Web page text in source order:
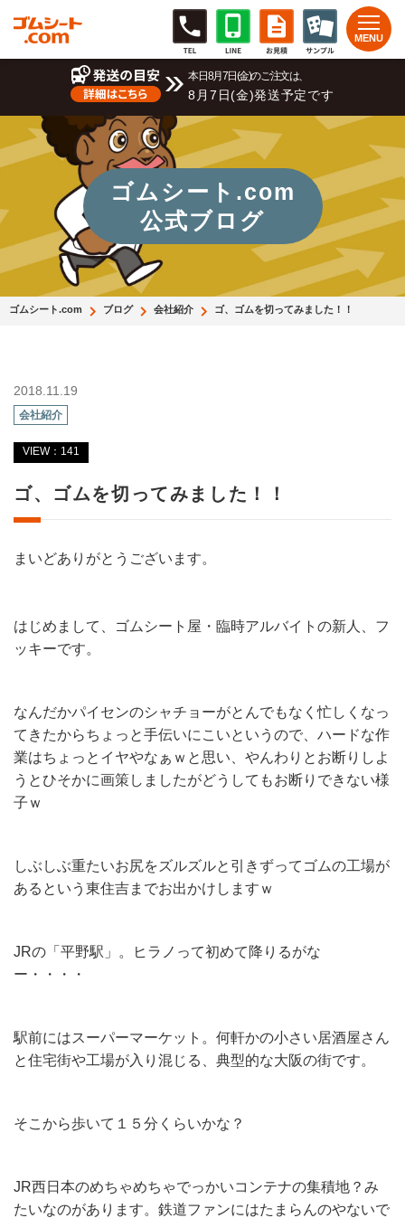
本日8月7日(金)のご注文は、
8月7日(金)発送予定です
ゴムシート.com
公式ブログ
ゴムシート.com ブログ 会社紹介 ゴ、ゴムを切ってみました！！
2018.11.19
会社紹介
VIEW：141
ゴ、ゴムを切ってみました！！
まいどありがとうございます。
はじめまして、ゴムシート屋・臨時アルバイトの新人、フ
ッキーです。
なんだかパイセンのシャチョーがとんでもなく忙しくなっ
てきたからちょっと手伝いにこいというので、ハードな作
業はちょっとイヤやなぁｗと思い、やんわりとお断りしよ
うとひそかに画策しましたがどうしてもお断りできない様
子ｗ
しぶしぶ重たいお尻をズルズルと引きずってゴムの工場が
あるという東住吉までお出かけしますｗ
JRの「平野駅」。ヒラノって初めて降りるがな
ー・・・・
駅前にはスーパーマーケット。何軒かの小さい居酒屋さん
と住宅街や工場が入り混じる、典型的な大阪の街です。
そこから歩いて１５分くらいかな？
JR西日本のめちゃめちゃでっかいコンテナの集積地？み
たいなのがあります。鉄道ファンにはたまらんのやないで